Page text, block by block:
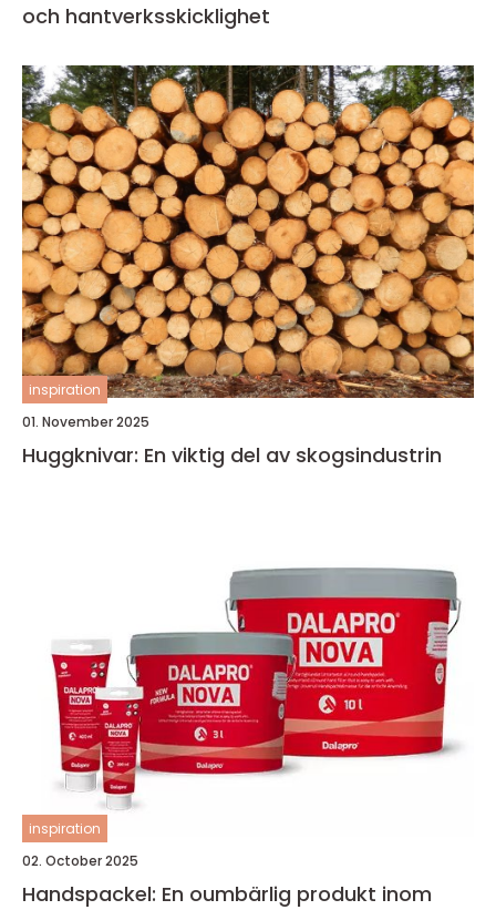
och hantverksskicklighet
inspiration
01. November 2025
Huggknivar: En viktig del av skogsindustrin
inspiration
02. October 2025
Handspackel: En oumbärlig produkt inom